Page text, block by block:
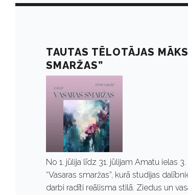
TAUTAS TĒLOTĀJAS
SMARŽAS”
No 1. jūlija līdz 31. jūlijam Amatu ielas
“Vasaras smaržas”, kurā studijas
darbi radīti reālisma stilā. Ziedus un